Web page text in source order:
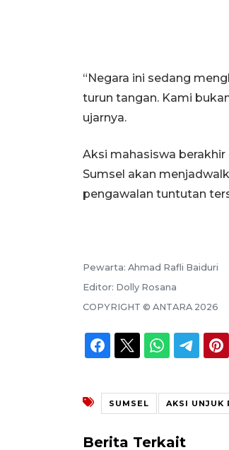
“Negara ini sedang
turun tangan. Kami
ujarnya.
Aksi mahasiswa
Sumsel akan
pengawalan tuntutan
Pewarta: Ahmad Rafli Baiduri
Editor: Dolly Rosana
COPYRIGHT © ANTARA 2026
SUMSEL AKSI UNJUK
Berita Terkait